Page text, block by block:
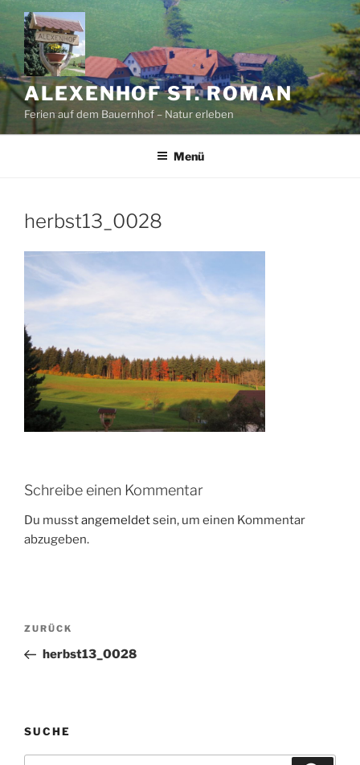
Zum
Inhalt
springen
ALEXENHOF ST. ROMAN
Ferien auf dem Bauernhof – Natur erleben
Menü
herbst13_0028
Schreibe einen Kommentar
Du musstangemeldetsein, um einen Kommentar
abzugeben.
Beitragsnavigation
Vorheriger
Beitrag
ZURÜCK
herbst13_0028
SUCHE